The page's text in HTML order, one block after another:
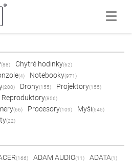
(88) Chytré hodinky(62)
(4) Notebooky(971)
(200) Drony(155) Projektory(155)
Reproduktory(856)
(66) Procesory(109) Myši(545)
(22)
(166) ADAM AUDIO(11) ADATA(1)